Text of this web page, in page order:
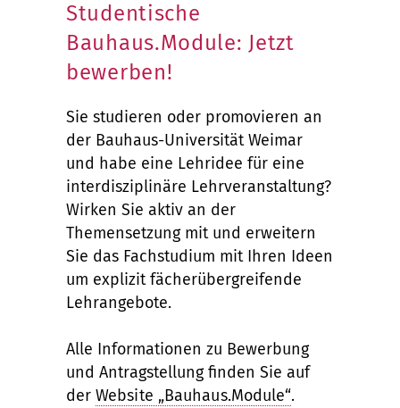
Studentische
Bauhaus.Module: Jetzt
bewerben!
Sie studieren oder promovieren an
der Bauhaus-Universität Weimar
und habe eine Lehridee für eine
interdisziplinäre Lehrveranstaltung?
Wirken Sie aktiv an der
Themensetzung mit und erweitern
Sie das Fachstudium mit Ihren Ideen
um explizit fächerübergreifende
Lehrangebote.
Alle Informationen zu Bewerbung
und Antragstellung finden Sie auf
der Website „Bauhaus.Module“.